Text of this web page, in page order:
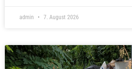
admin 7. August 2026